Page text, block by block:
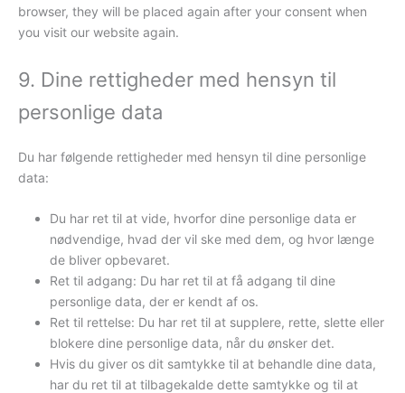
browser, they will be placed again after your consent when
you visit our website again.
9. Dine rettigheder med hensyn til
personlige data
Du har følgende rettigheder med hensyn til dine personlige
data:
Du har ret til at vide, hvorfor dine personlige data er
nødvendige, hvad der vil ske med dem, og hvor længe
de bliver opbevaret.
Ret til adgang: Du har ret til at få adgang til dine
personlige data, der er kendt af os.
Ret til rettelse: Du har ret til at supplere, rette, slette eller
blokere dine personlige data, når du ønsker det.
Hvis du giver os dit samtykke til at behandle dine data,
har du ret til at tilbagekalde dette samtykke og til at